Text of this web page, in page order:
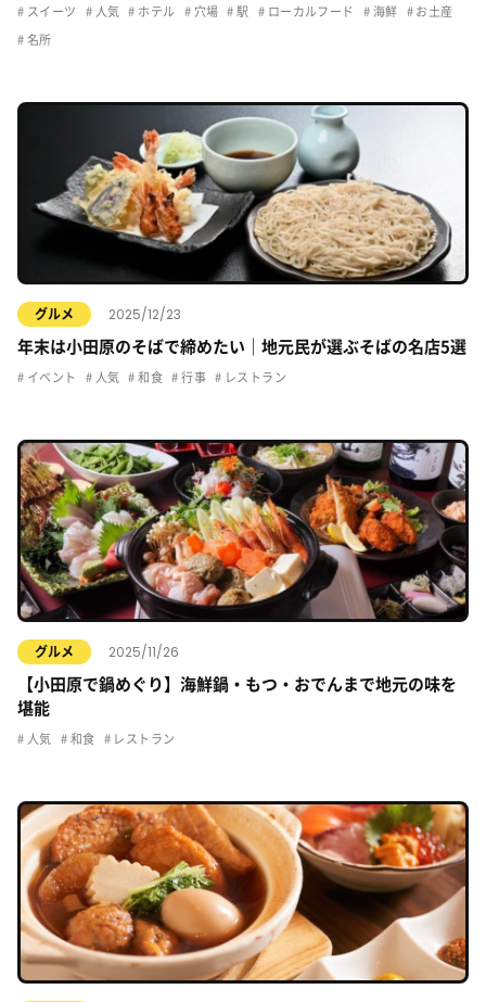
スイーツ 人気 ホテル 穴場 駅 ローカルフード 海鮮 お土産
名所
グルメ 2025/12/23
年末は小田原のそばで締めたい｜地元民が選ぶそばの名店5選
イベント 人気 和食 行事 レストラン
グルメ 2025/11/26
【小田原で鍋めぐり】海鮮鍋・もつ・おでんまで地元の味を
堪能
人気 和食 レストラン